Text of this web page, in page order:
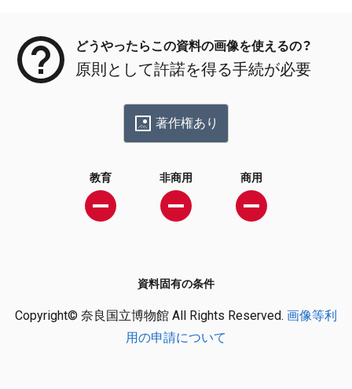
どうやったらこの資料の画像を使えるの？
原則として許諾を得る手続が必要
著作権あり
教育 非商用 商用
資料固有の条件
Copyright© 奈良国立博物館 All Rights Reserved. 画像等利
用の申請について